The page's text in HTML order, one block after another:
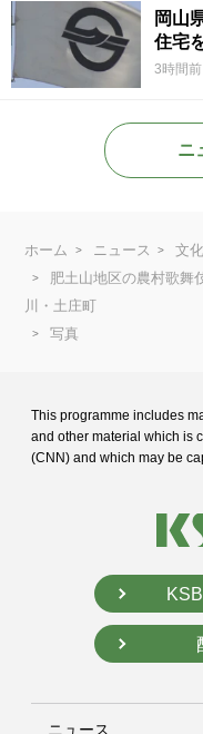
岡山
住宅
3時間前
ニ
ホーム ニュース
文
肥土山地区の農村歌
川・土庄町
写真
This programme includes
and other material which is
(CNN) and which may be
ニュース